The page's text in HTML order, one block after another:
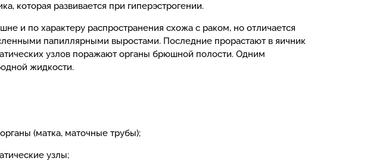
которая развивается при гиперэстрогении.
и по характеру распространения схожа с раком, но отличается
папиллярными выростами. Последние прорастают в яичник
узлов поражают органы брюшной полости. Одним
жидкости.
(матка, маточные трубы);
узлы;